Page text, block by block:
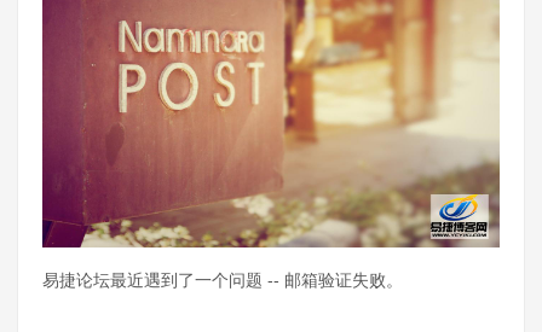
易捷论坛最近遇到了一个问题 -- 邮箱验证失败。